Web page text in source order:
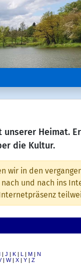
Heimat.
die Kultur.
wir in den
und nach ins